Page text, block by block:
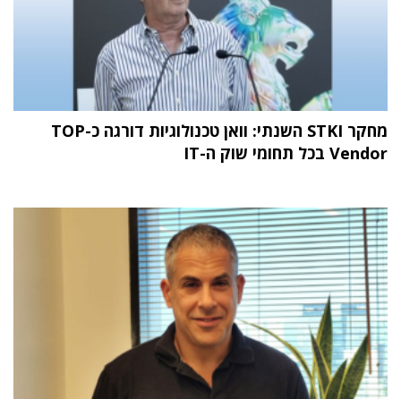
מחקר STKI השנתי: וואן טכנולוגיות דורגה כ-TOP
Vendor בכל תחומי שוק ה-IT